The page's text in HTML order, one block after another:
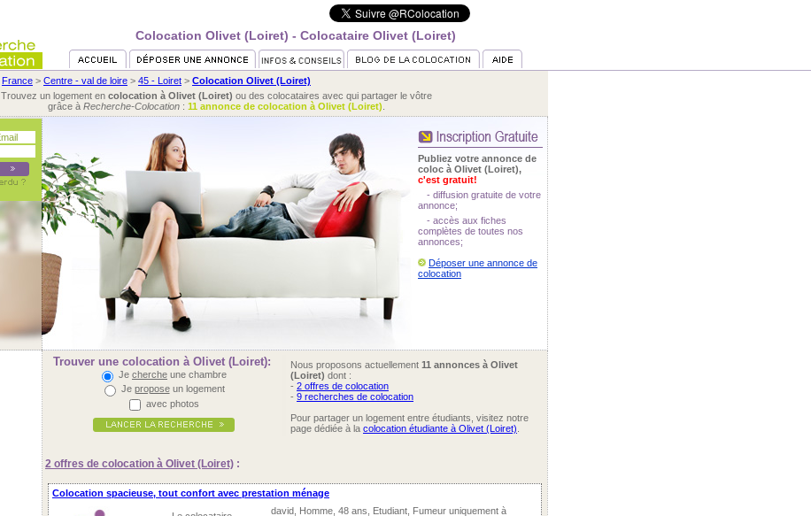
Colocation Olivet (Loiret) - Colocataire Olivet (Loiret)
France > Centre - val de loire > 45 - Loiret > Colocation Olivet (Loiret)
Trouvez un logement en colocation à Olivet (Loiret) ou des colocataires avec qui partager le vôtre
grâce à Recherche-Colocation: 11 annonce de colocation à Olivet (Loiret)
Publiez votre annonce de
coloc à Olivet (Loiret),
c'est gratuit!
- diffusion gratuite de votre
annonce;
- accès aux fiches
complètes de toutes nos
annonces;
Déposer une annonce de
colocation
Trouver une colocation à Olivet (Loiret):
Je cherche une chambre
Je proposeun logement
avec photos
Nous proposons actuellement 11 annonces à Olivet
(Loiret) dont :
- 2 offres de colocation
- 9 recherches de colocation
Pour partager un logement entre étudiants, visitez notre
page dédiée à la colocation étudiante à Olivet (Loiret)
2 offres de colocation à Olivet (Loiret) :
Colocation spacieuse, tout confort avec prestation ménage
david, Homme, 48 ans, Etudiant, Fumeur uniquement à